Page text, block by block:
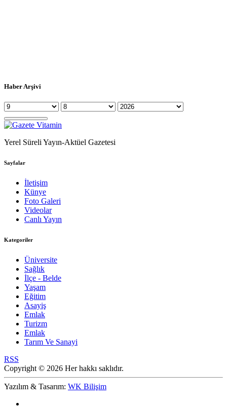
Haber Arşivi
Yerel Süreli Yayın-Aktüel Gazetesi
Sayfalar
İletişim
Künye
Foto Galeri
Videolar
Canlı Yayın
Kategoriler
Üniversite
Sağlık
İlçe - Belde
Yaşam
Eğitim
Asayiş
Emlak
Turizm
Emlak
Tarım Ve Sanayi
RSS
Copyright © 2026 Her hakkı saklıdır.
Yazılım & Tasarım: WK Bilişim